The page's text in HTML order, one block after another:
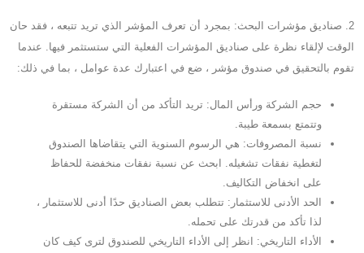
2. صناديق مؤشرات البحث: بمجرد أن تعرف المؤشر الذي تريد تتبعه ، فقد حان
الوقت لإلقاء نظرة على صناديق المؤشرات الفعلية التي ستستثمر فيها. عندما
تقوم بالتحقيق في صندوق مؤشر ، ضع في اعتبارك عدة عوامل ، بما في ذلك:
حجم الشركة ورأس المال: تريد التأكد من أن الشركة مستقرة
وتتمتع بسمعة طيبة.
نسبة المصروفات: هي الرسوم السنوية التي يتقاضاها الصندوق
لتغطية نفقات تشغيله. ابحث عن نسبة نفقات منخفضة للحفاظ
على انخفاض التكاليف.
الحد الأدنى للاستثمار: تتطلب بعض الصناديق حدًا أدنى للاستثمار ،
لذا تأكد من قدرتك على تحمله.
الأداء التاريخي: انظر إلى الأداء التاريخي للصندوق لترى كيف كان